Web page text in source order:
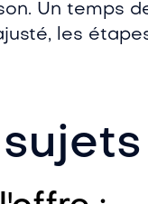
Un temps
les